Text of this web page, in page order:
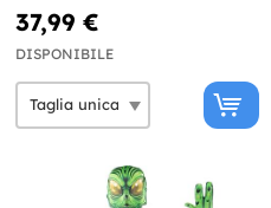
37,99 €
DISPONIBILE